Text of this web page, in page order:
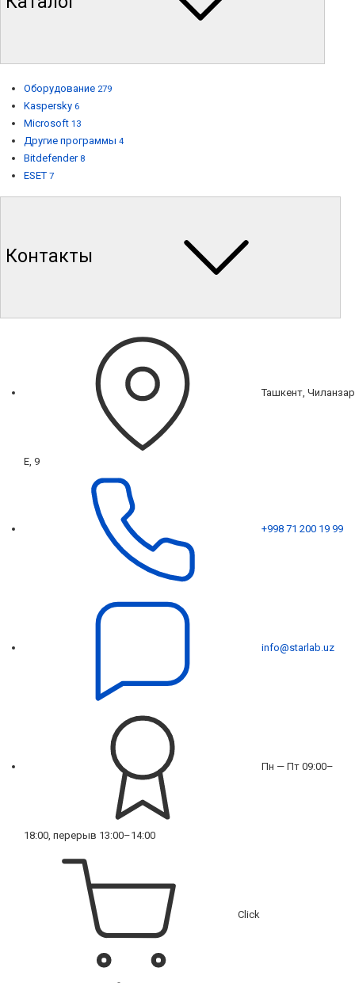
Оборудование 279
Kaspersky 6
Microsoft 13
Другие программы 4
Bitdefender 8
ESET 7
Контакты
Ташкент, Чиланзар
Е, 9
+998 71 200 19 99
info@starlab.uz
Пн — Пт 09:00–
18:00, перерыв 13:00–14:00
Click